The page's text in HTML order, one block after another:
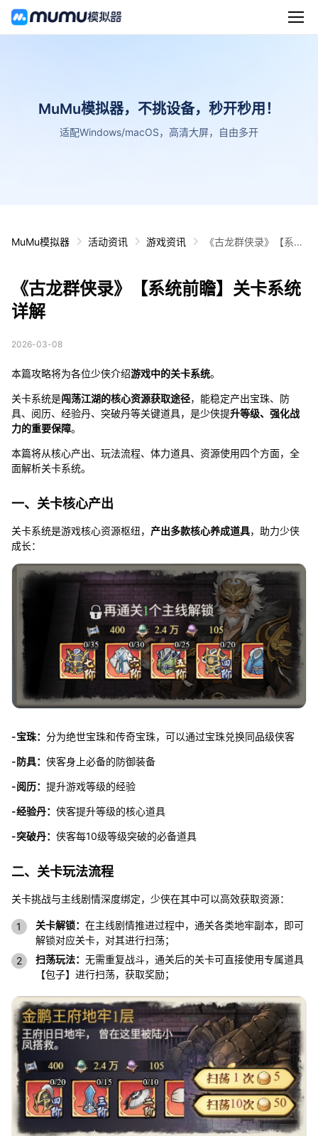
MuMu模拟器，不挑设备，秒开秒用！
适配Windows/macOS，高清大屏，自由多开
MuMu模拟器 活动资讯 游戏资讯
《古龙群侠录》【系统
《古龙群侠录》【系统前瞻】关卡系统
详解
2026-03-08
本篇攻略将为各位少侠介绍游戏中的关卡系统。
关卡系统是闯荡江湖的核心资源获取途径，能稳定产出宝珠、防
具、阅历、经验丹、突破丹等关键道具，是少侠提升等级、强化战
力的重要保障。
本篇将从核心产出、玩法流程、体力道具、资源使用四个方面，全
面解析关卡系统。
一、关卡核心产出
关卡系统是游戏核心资源枢纽， 产出多款核心养成道具，助力少侠
成长：
-宝珠： 分为绝世宝珠和传奇宝珠，可以通过宝珠兑换同品级侠客
-防具： 侠客身上必备的防御装备
-阅历： 提升游戏等级的经验
-经验丹： 侠客提升等级的核心道具
-突破丹： 侠客每10级等级突破的必备道具
二、关卡玩法流程
关卡挑战与主线剧情深度绑定，少侠在其中可以高效获取资源：
关卡解锁： 在主线剧情推进过程中，通关各类地牢副本，即可
解锁对应关卡，对其进行扫荡；
扫荡玩法： 无需重复战斗，通关后的关卡可直接使用专属道具
【包子】进行扫荡，获取奖励；